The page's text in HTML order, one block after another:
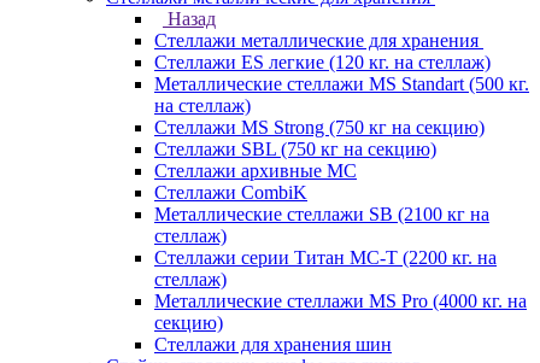
Назад
Стеллажи металлические для хранения
Стеллажи ES легкие (120 кг. на стеллаж)
Металлические стеллажи MS Standart (500 кг.
на стеллаж)
Стеллажи MS Strong (750 кг на секцию)
Стеллажи SBL (750 кг на секцию)
Стеллажи архивные МС
Стеллажи CombiK
Металлические стеллажи SB (2100 кг на
стеллаж)
Стеллажи серии Титан МС-Т (2200 кг. на
стеллаж)
Металлические стеллажи MS Pro (4000 кг. на
секцию)
Стеллажи для хранения шин